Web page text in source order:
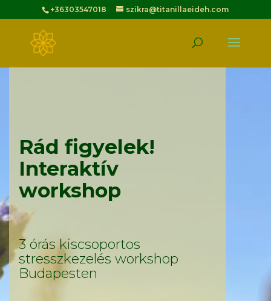
+36303547018 szikra@titanillaeideh.com
Rád figyelek!
Interaktív
workshop
3 órás kiscsoportos
stresszkezelés workshop
Budapesten